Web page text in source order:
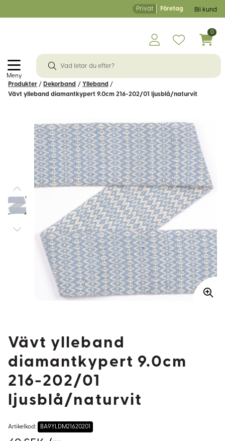
Privat Företag Bli kund
Meny
0
Produkter / Dekorband / Ylleband /
Vävt ylleband diamantkypert 9.0cm 216-202/01 ljusblå/naturvit
Vävt ylleband
diamantkypert 9.0cm
216-202/01
ljusblå/naturvit
Artikelkod: BA9YLDM21620201